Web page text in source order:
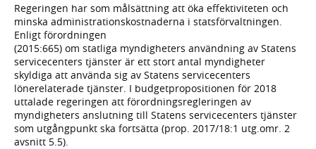
Regeringen har som målsättning att öka effektiviteten och
minska administrationskostnaderna i statsförvaltningen.
Enligt förordningen
(2015:665) om statliga myndigheters användning av Statens
servicecenters tjänster är ett stort antal myndigheter
skyldiga att använda sig av Statens servicecenters
lönerelaterade tjänster. I budgetpropositionen för 2018
uttalade regeringen att förordningsregleringen av
myndigheters anslutning till Statens servicecenters tjänster
som utgångpunkt ska fortsätta (prop. 2017/18:1 utg.omr. 2
avsnitt 5.5).